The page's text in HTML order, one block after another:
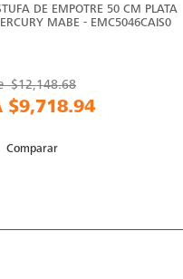
DE EMPOTRE 50 CM PLATA
MABE - EMC5046CAIS0
$12,148.68
$9,718.94
Comparar